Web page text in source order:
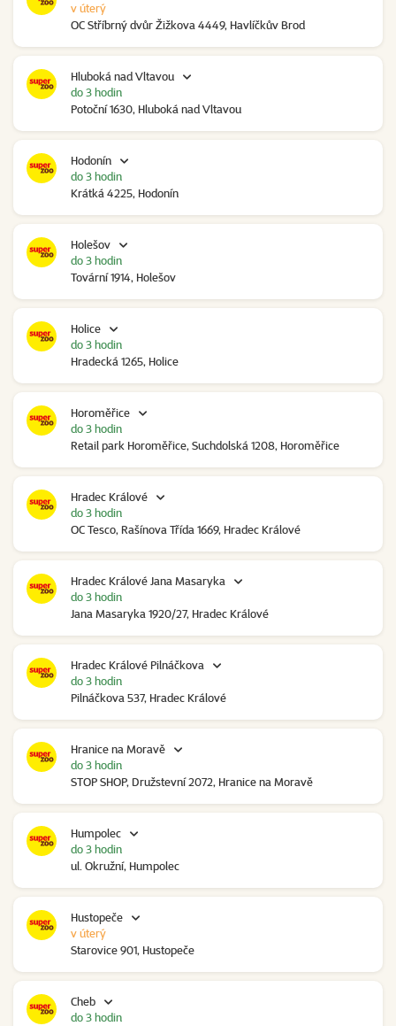
OC Stříbrný dvůr Žižkova 4449, Havlíčkův Brod
v úterý
Hluboká nad Vltavou
Potoční 1630, Hluboká nad Vltavou
do 3 hodin
Hodonín
Krátká 4225, Hodonín
do 3 hodin
Holešov
Tovární 1914, Holešov
do 3 hodin
Holice
Hradecká 1265, Holice
do 3 hodin
Horoměřice
Retail park Horoměřice, Suchdolská 1208, Horoměřice
do 3 hodin
Hradec Králové
OC Tesco, Rašínova Třída 1669, Hradec Králové
do 3 hodin
Hradec Králové Jana Masaryka
Jana Masaryka 1920/27, Hradec Králové
do 3 hodin
Hradec Králové Pilnáčkova
Pilnáčkova 537, Hradec Králové
do 3 hodin
Hranice na Moravě
STOP SHOP, Družstevní 2072, Hranice na Moravě
do 3 hodin
Humpolec
ul. Okružní, Humpolec
do 3 hodin
Hustopeče
Starovice 901, Hustopeče
v úterý
Cheb
do 3 hodin